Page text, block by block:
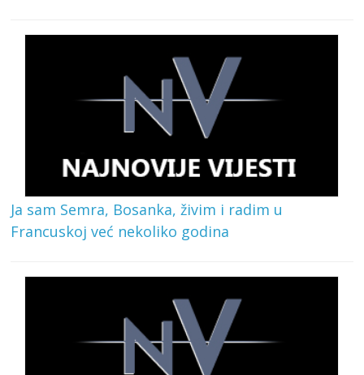
Ja sam Semra, Bosanka, živim i radim u
Francuskoj već nekoliko godina